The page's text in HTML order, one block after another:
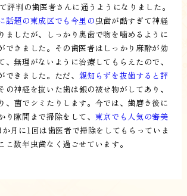
評判の歯医者さんに通うようになりました。
話題の東成区でも今里の虫歯が酷すぎて神経
ましたが、しっかり奥歯で物を噛めるように
できました。その歯医者はしっかり麻酔が効
、無理がないように治療してもらえたので、
できました。ただ、 親知らずを抜歯すると評
の神経を抜いた歯は銀の被せ物がしてあり、
、菌でシミたりします。今では、歯磨き後に
り隙間まで掃除をして、 東京でも人気の審美
か月に1回は歯医者で掃除をしてもらっていま
こ数年虫歯なく過ごせています。